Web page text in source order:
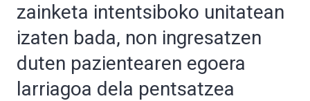
zainketa intentsiboko unitatean
izaten bada, non ingresatzen
duten pazientearen egoera
larriagoa dela pentsatzea